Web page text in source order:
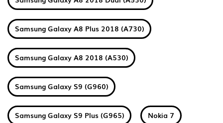
Samsung Galaxy A8 Plus 2018 (A730)
Samsung Galaxy A8 2018 (A530)
Samsung Galaxy S9 (G960)
Samsung Galaxy S9 Plus (G965) Nokia 7